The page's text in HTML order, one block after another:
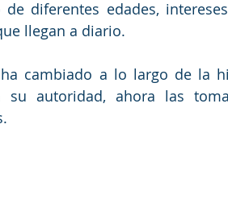
diferentes edades,
llegan a diario.
cambiado a lo largo de la
su autoridad, ahora las